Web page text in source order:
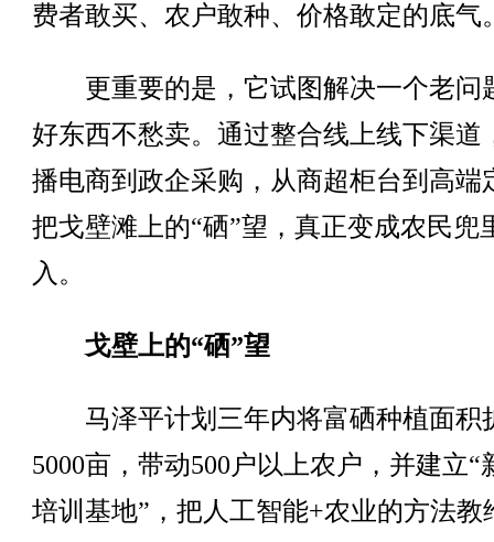
费者敢买、农户敢种、价格敢定的底气
更重要的是，它试图解决一个老问
好东西不愁卖。通过整合线上线下渠道
播电商到政企采购，从商超柜台到高端
把戈壁滩上的“硒”望，真正变成农民兜
入。
戈壁上的“硒”望
马泽平计划三年内将富硒种植面积
5000亩，带动500户以上农户，并建立“
培训基地”，把人工智能+农业的方法教